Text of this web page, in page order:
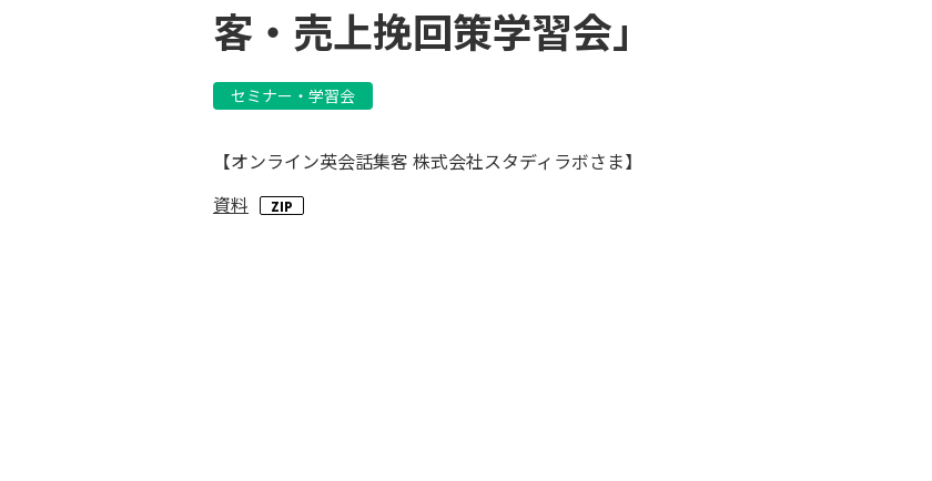
客・売上挽回策学習会」
セミナー・学習会
【オンライン英会話集客 株式会社スタディラボさま】
資料